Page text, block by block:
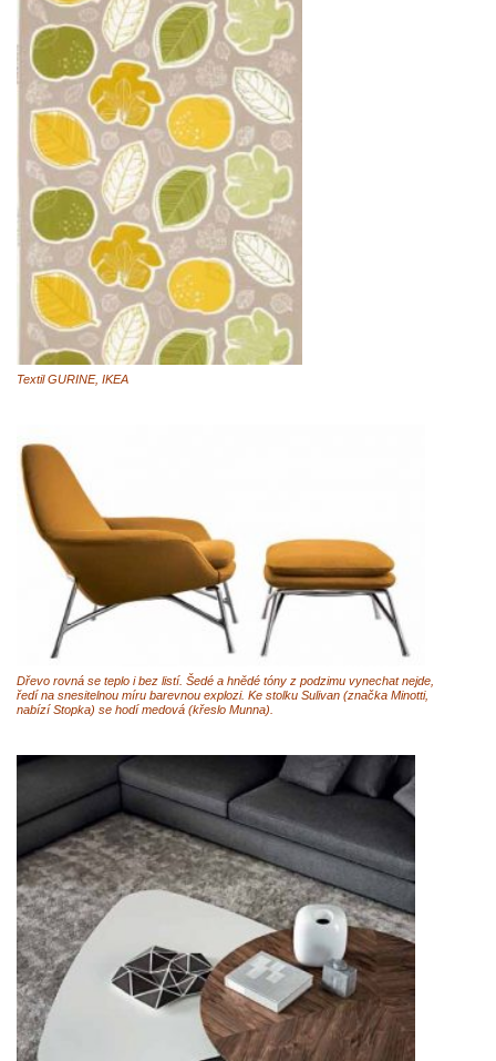
Textil GURINE, IKEA
Dřevo rovná se teplo i bez listí. Šedé a hnědé tóny z podzimu vynechat nejde,
ředí na snesitelnou míru barevnou explozi. Ke stolku Sulivan (značka Minotti,
nabízí Stopka) se hodí medová (křeslo Munna).